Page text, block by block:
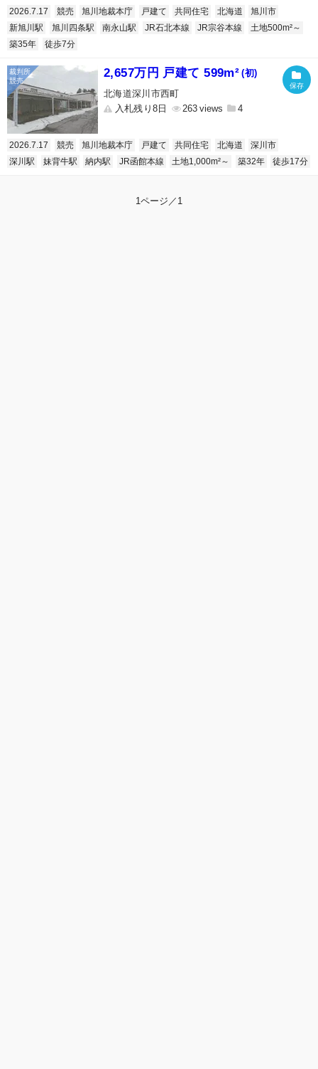
2026.7.17 競売 旭川地裁本庁 戸建て 共同住宅 北海道
旭川市
新旭川駅
旭川四条駅 南永山駅 JR石北本線 JR宗谷本線
土地500m²～
築35年
徒歩7分
2,657万円 戸建て 599m² (初)
北海道深川市西町
入札残り8日
263 4
2026.7.17 競売 旭川地裁本庁 戸建て 共同住宅 北海道
深川市
深川駅
妹背牛駅 納内駅 JR函館本線 土地1,000m²～ 築32年 徒歩17分
1ページ／1